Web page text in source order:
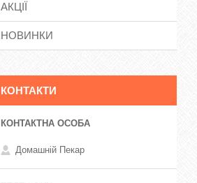
АКЦІЇ
НОВИНКИ
КОНТАКТИ
Домашній Пекар